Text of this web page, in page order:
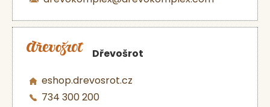
Dřevošrot
eshop.drevosrot.cz
734 300 200